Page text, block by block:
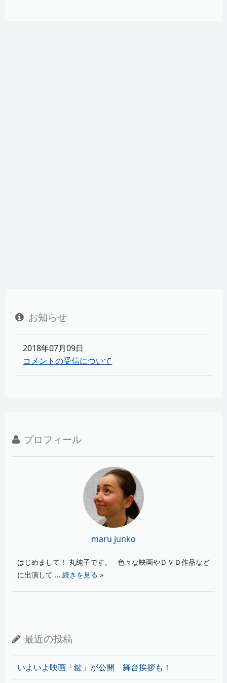
お知らせ
2018年07月09日
コメントの受信について
プロフィール
maru junko
はじめまして！ 丸純子です。 色々な映画やＤＶＤ作品など
に出演して … 続きを見る »
最近の投稿
いよいよ映画「鍵」が公開 舞台挨拶も！